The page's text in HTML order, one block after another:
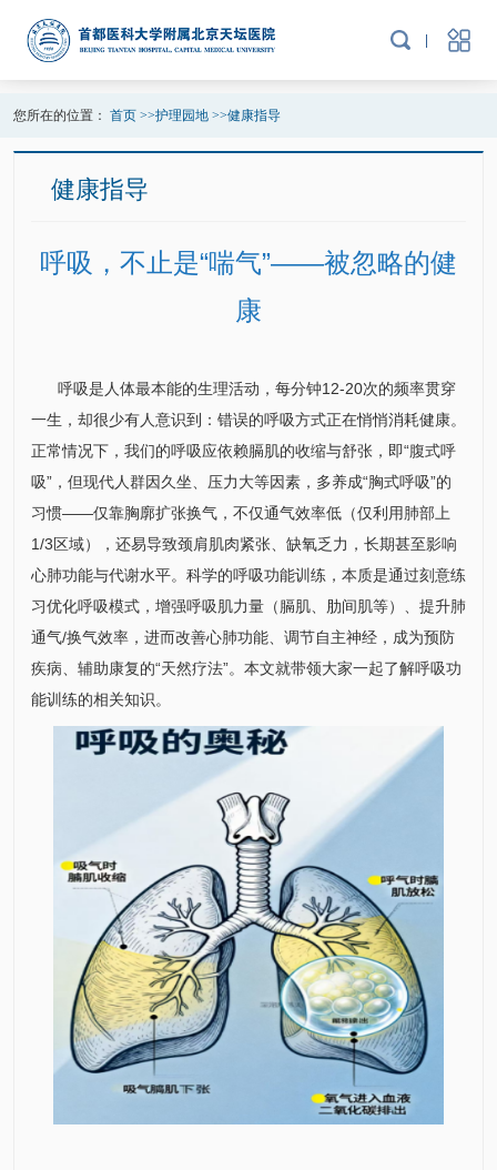
您所在的位置： 首页>>护理园地>>健康指导
健康指导
呼吸，不止是“喘气”——被忽略的健
康
呼吸是人体最本能的生理活动，每分钟12-20次的频率贯穿
一生，却很少有人意识到：错误的呼吸方式正在悄悄消耗健康。
正常情况下，我们的呼吸应依赖膈肌的收缩与舒张，即“腹式呼
吸”，但现代人群因久坐、压力大等因素，多养成“胸式呼吸”的
习惯——仅靠胸廓扩张换气，不仅通气效率低（仅利用肺部上
1/3区域），还易导致颈肩肌肉紧张、缺氧乏力，长期甚至影响
心肺功能与代谢水平。科学的呼吸功能训练，本质是通过刻意练
习优化呼吸模式，增强呼吸肌力量（膈肌、肋间肌等）、提升肺
通气/换气效率，进而改善心肺功能、调节自主神经，成为预防
疾病、辅助康复的“天然疗法”。本文就带领大家一起了解呼吸功
能训练的相关知识。